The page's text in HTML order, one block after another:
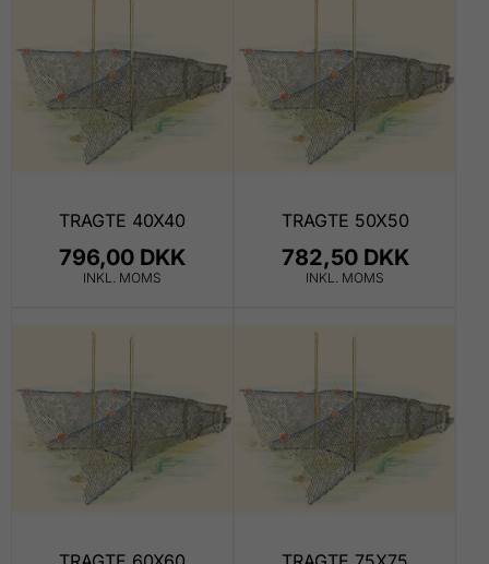
TRAGTE 40X40
796,00 DKK
INKL. MOMS
TRAGTE 50X50
782,50 DKK
INKL. MOMS